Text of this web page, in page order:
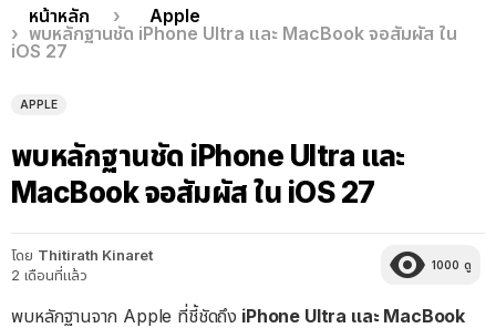
เรื่อง
ล่าสุด
คุณอยู่ที่นี่:
หน้าหลัก
Apple
พบหลักฐานชัด iPhone Ultra และ MacBook จอสัมผัส ใน
iOS 27
APPLE
พบหลักฐานชัด iPhone Ultra และ
MacBook จอสัมผัส ใน iOS 27
โดย Thitirath Kinaret
2 เดือนที่แล้ว
1000 ดู
พบหลักฐานจาก Apple ที่ชี้ชัดถึง iPhone Ultra และ MacBook